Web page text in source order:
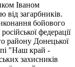
Іваном
від загарбників.
бойового
федерації
району Донецької
"Наш край -
захисників